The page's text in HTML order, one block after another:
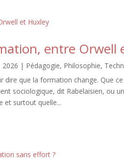
entre Orwell
2026 | Pédagogie, Philosophie,
dire que la formation change. Que
sociologique, dit Rabelaisien, ou
et surtout quelle...